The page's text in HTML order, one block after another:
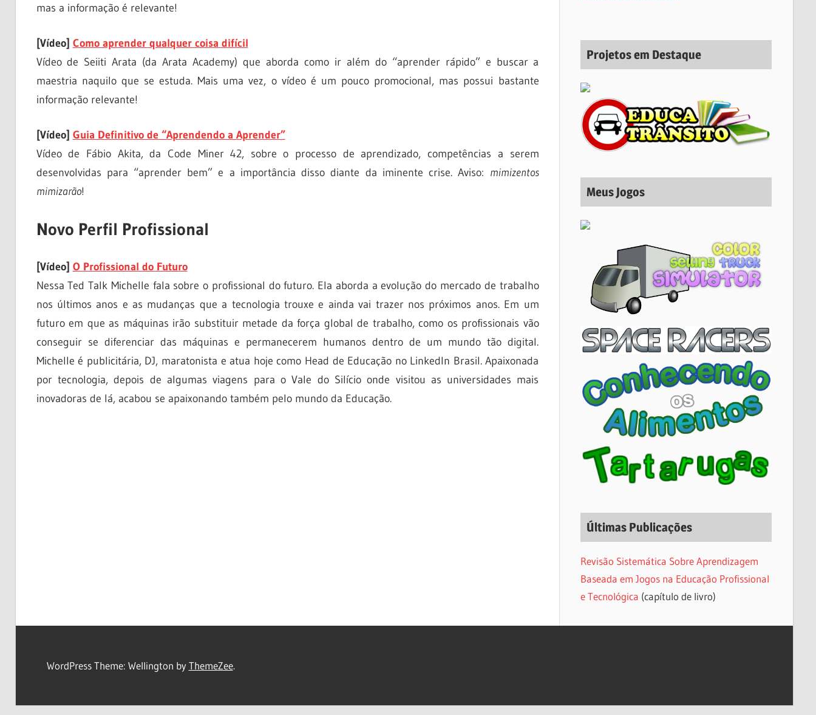
mas a informação é relevante!
[Vídeo] Como aprender qualquer coisa difícil
Vídeo de Seiiti Arata (da Arata Academy) que aborda como ir além do “aprender rápido” e buscar a
maestria naquilo que se estuda. Mais uma vez, o vídeo é um pouco promocional, mas possui bastante
informação relevante!
[Vídeo] Guia Definitivo de “Aprendendo a Aprender”
Vídeo de Fábio Akita, da Code Miner 42, sobre o processo de aprendizado, competências a serem
desenvolvidas para “aprender bem” e a importância disso diante da iminente crise. Aviso: mimizentos
mimizarão!
Novo Perfil Profissional
[Vídeo] O Profissional do Futuro
Nessa Ted Talk Michelle fala sobre o profissional do futuro. Ela aborda a evolução do mercado de trabalho
nos últimos anos e as mudanças que a tecnologia trouxe e ainda vai trazer nos próximos anos. Em um
futuro em que as máquinas irão substituir metade da força global de trabalho, como os profissionais vão
conseguir se diferenciar das máquinas e permanecerem humanos dentro de um mundo tão digital.
Michelle é publicitária, DJ, maratonista e atua hoje como Head de Educação no LinkedIn Brasil. Apaixonada
por tecnologia, depois de algumas viagens para o Vale do Silício onde visitou as universidades mais
inovadoras de lá, acabou se apaixonando também pelo mundo da Educação.
Projetos em Destaque
Meus Jogos
Últimas Publicações
Revisão Sistemática Sobre Aprendizagem
Baseada em Jogos na Educação Profissional
e Tecnológica (capítulo de livro)
WordPress Theme: Wellington byThemeZee.